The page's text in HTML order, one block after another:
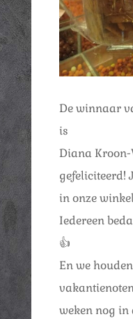
De winnaar
is
Diana
gefeliciteerd!
in onze
Iedereen
👍
En we
weken nog in